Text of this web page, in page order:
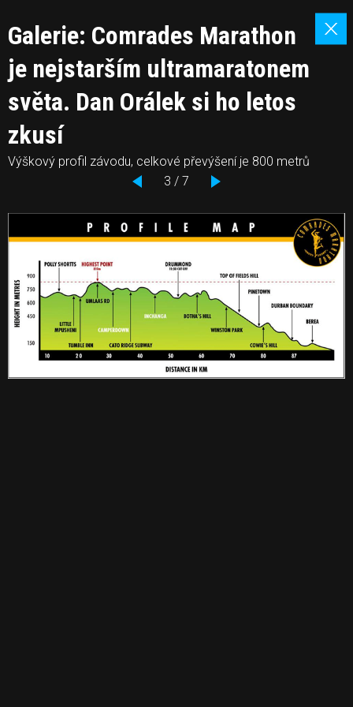
Galerie: Comrades Marathon
je nejstarším ultramaratonem
světa. Dan Orálek si ho letos
zkusí
Výškový profil závodu, celkové převýšení je 800 metrů
3 / 7